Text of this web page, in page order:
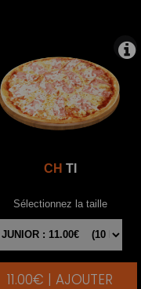
CH TI
Sélectionnez la taille
|
11.00€ | AJOUTER